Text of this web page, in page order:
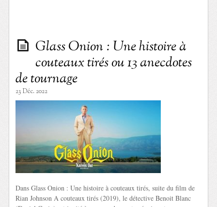
Glass Onion : Une histoire à
couteaux tirés ou 13 anecdotes
de tournage
23 Déc. 2022
Dans Glass Onion : Une histoire à couteaux tirés, suite du film de
Rian Johnson A couteaux tirés (2019), le détective Benoit Blanc